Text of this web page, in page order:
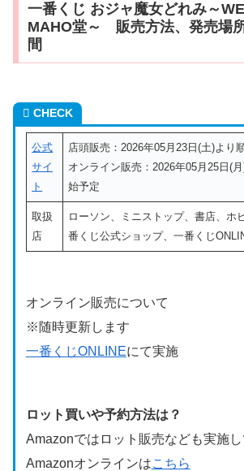
一番くじ おジャ魔女どれみ～
MAHO堂～ 販売方法、発売場
間
CHECK
公式
サイ
ト
店頭販売：2026年05月23日(土)より
オンライン販売：2026年05月25日(
始予定
取扱
店
ローソン、ミニストップ、書店、ホ
番くじ公式ショップ、一番くじ
オンライン販売について
※随時更新します
一番くじONLINEにて実施
ロット買いや予約方法は？
Amazonではロット販売なども実施
Amazonオンラインはこちら